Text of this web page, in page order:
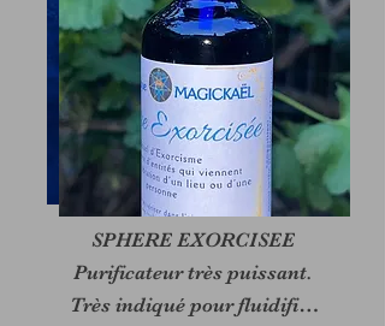
SPHERE EXORCISEE
Purificateur très puissant.
Très indiqué pour fluidifier